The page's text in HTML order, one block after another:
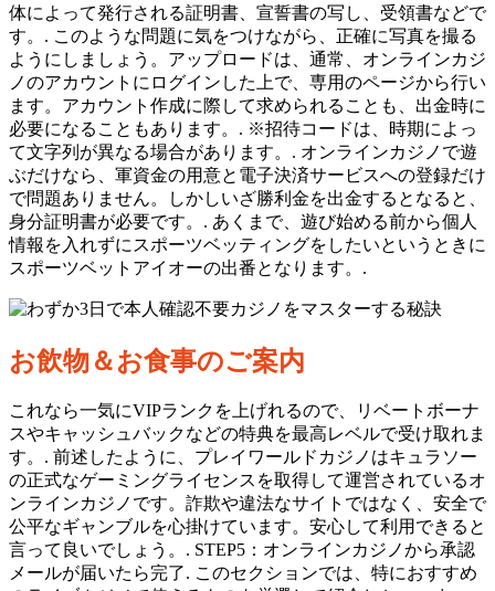
な
方
法
体によって発行される証明書、宣誓書の写し、受領書などで
す。. このような問題に気をつけながら、正確に写真を撮る
ようにしましょう。アップロードは、通常、オンラインカジ
ノのアカウントにログインした上で、専用のページから行い
ます。アカウント作成に際して求められることも、出金時に
必要になることもあります。. ※招待コードは、時期によっ
て文字列が異なる場合があります。. オンラインカジノで遊
ぶだけなら、軍資金の用意と電子決済サービスへの登録だけ
で問題ありません。しかしいざ勝利金を出金するとなると、
身分証明書が必要です。. あくまで、遊び始める前から個人
情報を入れずにスポーツベッティングをしたいというときに
スポーツベットアイオーの出番となります。.
お飲物＆お食事のご案内
これなら一気にVIPランクを上げれるので、リベートボーナ
スやキャッシュバックなどの特典を最高レベルで受け取れま
す。. 前述したように、プレイワールドカジノはキュラソー
の正式なゲーミングライセンスを取得して運営されているオ
ンラインカジノです。詐欺や違法なサイトではなく、安全で
公平なギャンブルを心掛けています。安心して利用できると
言って良いでしょう。. STEP5：オンラインカジノから承認
メールが届いたら完了. このセクションでは、特におすすめ